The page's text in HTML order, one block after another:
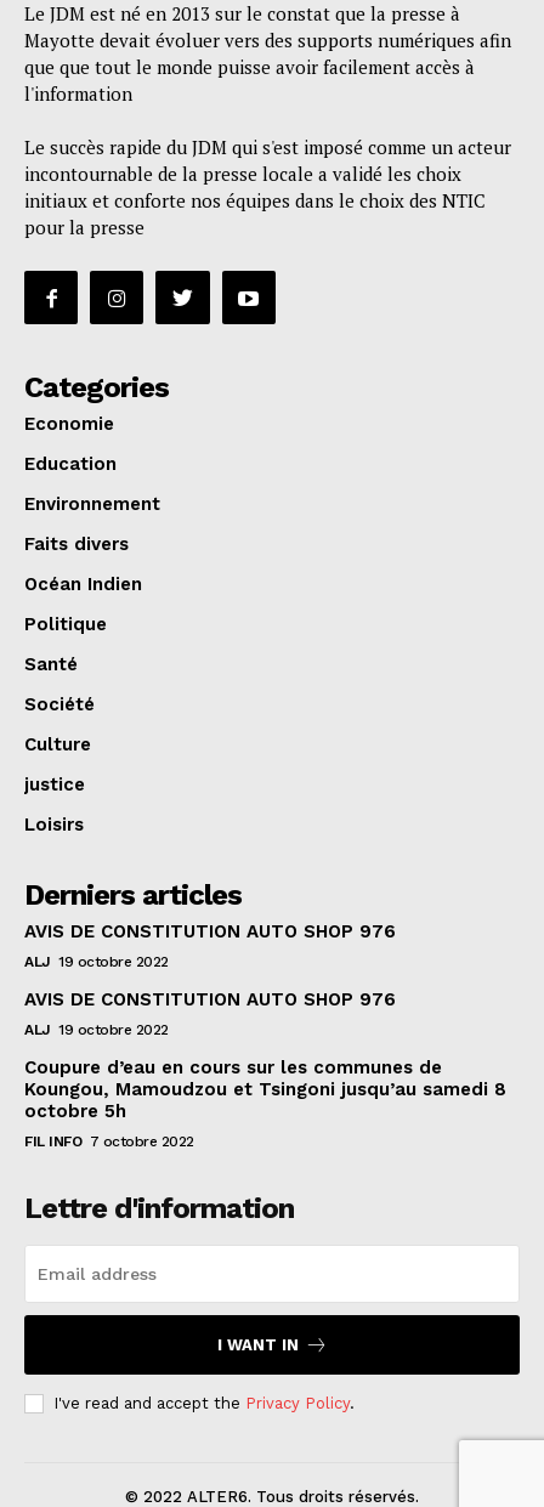
Le JDM est né en 2013 sur le constat que la presse à
Mayotte devait évoluer vers des supports numériques afin
que que tout le monde puisse avoir facilement accès à
l'information
Le succès rapide du JDM qui s'est imposé comme un acteur
incontournable de la presse locale a validé les choix
initiaux et conforte nos équipes dans le choix des NTIC
pour la presse
Categories
Economie
Education
Environnement
Faits divers
Océan Indien
Politique
Santé
Société
Culture
justice
Loisirs
Derniers articles
AVIS DE CONSTITUTION AUTO SHOP 976
ALJ 19 octobre 2022
AVIS DE CONSTITUTION AUTO SHOP 976
ALJ 19 octobre 2022
Coupure d’eau en cours sur les communes de
Koungou, Mamoudzou et Tsingoni jusqu’au samedi 8
octobre 5h
FIL INFO 7 octobre 2022
Lettre d'information
I WANT IN
I've read and accept the Privacy Policy.
© 2022 ALTER6. Tous droits réservés.